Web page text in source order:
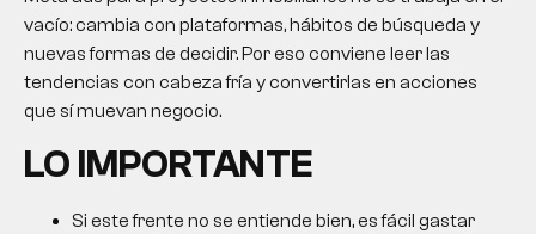
vacío: cambia con plataformas, hábitos de búsqueda y
nuevas formas de decidir. Por eso conviene leer las
tendencias con cabeza fría y convertirlas en acciones
que sí muevan negocio.
LO IMPORTANTE
Si este frente no se entiende bien, es fácil gastar